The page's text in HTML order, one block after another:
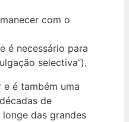
com o
é necessário para
selectiva“).
é também uma
de
das grandes